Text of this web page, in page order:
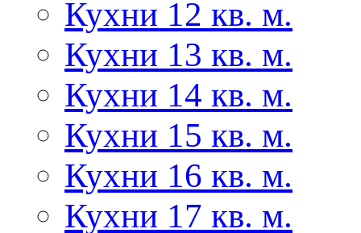
Кухни 12 кв. м.
Кухни 13 кв. м.
Кухни 14 кв. м.
Кухни 15 кв. м.
Кухни 16 кв. м.
Кухни 17 кв. м.